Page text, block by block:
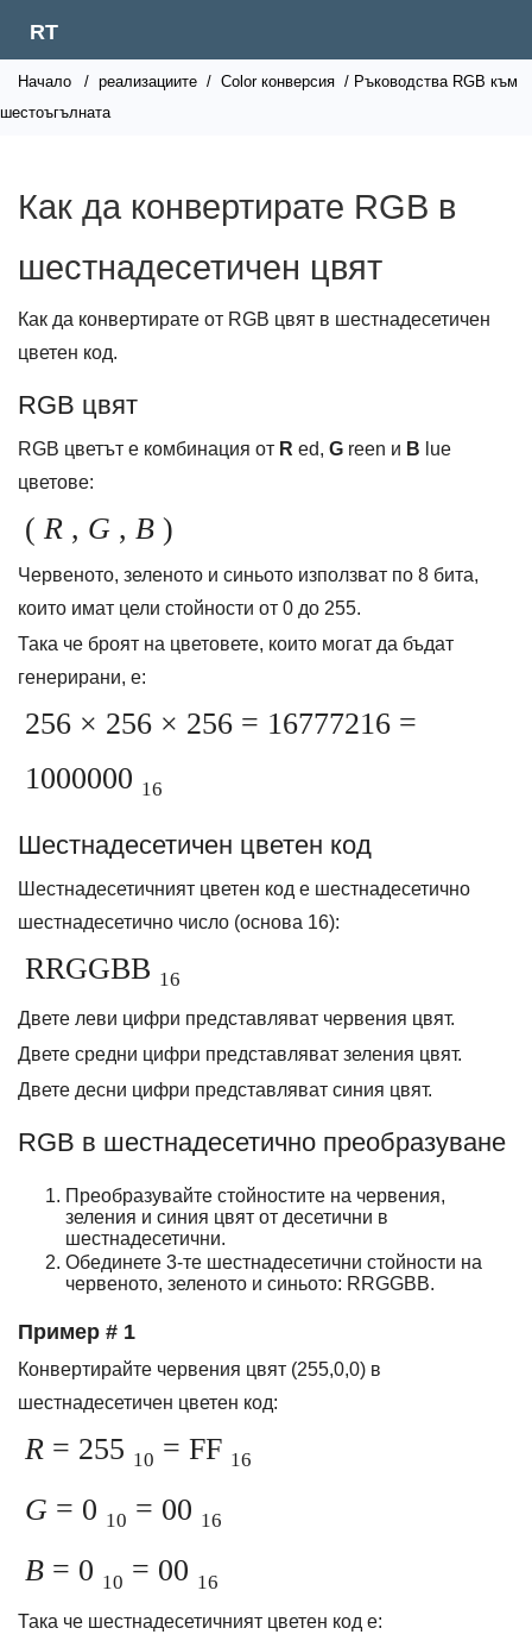
RT
Начало / реализациите / Color конверсия / Ръководства RGB към
шестоъгълната
Как да конвертирате RGB в
шестнадесетичен цвят
Как да конвертирате от RGB цвят в шестнадесетичен
цветен код.
RGB цвят
RGB цветът е комбинация от R ed, G reen и B lue
цветове:
( R , G , B )
Червеното, зеленото и синьото използват по 8 бита,
които имат цели стойности от 0 до 255.
Така че броят на цветовете, които могат да бъдат
генерирани, е:
256 × 256 × 256 = 16777216 =
1000000 16
Шестнадесетичен цветен код
Шестнадесетичният цветен код е шестнадесетично
шестнадесетично число (основа 16):
RRGGBB 16
Двете леви цифри представляват червения цвят.
Двете средни цифри представляват зеления цвят.
Двете десни цифри представляват синия цвят.
RGB в шестнадесетично преобразуване
Преобразувайте стойностите на червения,
зеления и синия цвят от десетични в
шестнадесетични.
Обединете 3-те шестнадесетични стойности на
червеното, зеленото и синьото: RRGGBB.
Пример # 1
Конвертирайте червения цвят (255,0,0) в
шестнадесетичен цветен код:
R = 255 10 = FF 16
G = 0 10 = 00 16
B = 0 10 = 00 16
Така че шестнадесетичният цветен код е: